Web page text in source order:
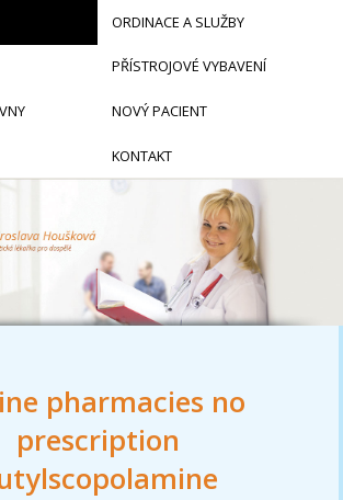
pharmacies no
prescription
ORDINACE A SLUŽBY
PŘÍSTROJOVÉ VYBAVENÍ
NOVÝ PACIENT
KONTAKT